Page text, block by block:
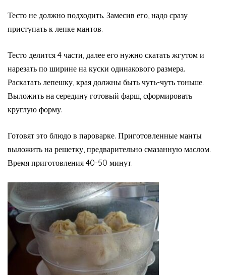
Тесто не должно подходить. Замесив его, надо сразу
приступать к лепке мантов.
Тесто делится 4 части, далее его нужно скатать жгутом и
нарезать по ширине на куски одинакового размера.
Раскатать лепешку, края должны быть чуть-чуть тоньше.
Выложить на середину готовый фарш, сформировать
круглую форму.
Готовят это блюдо в пароварке. Приготовленные манты
выложить на решетку, предварительно смазанную маслом.
Время приготовления 40-50 минут.